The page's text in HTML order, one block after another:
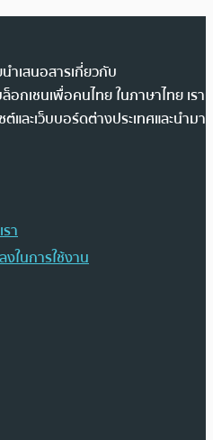
ำเสนอสารเกี่ยวกับ
อกเชนเพื่อคนไทย ในภาษาไทย เรา
ละเว็บบอร์ดต่างประเทศและนำมา
า
ในการใช้งาน